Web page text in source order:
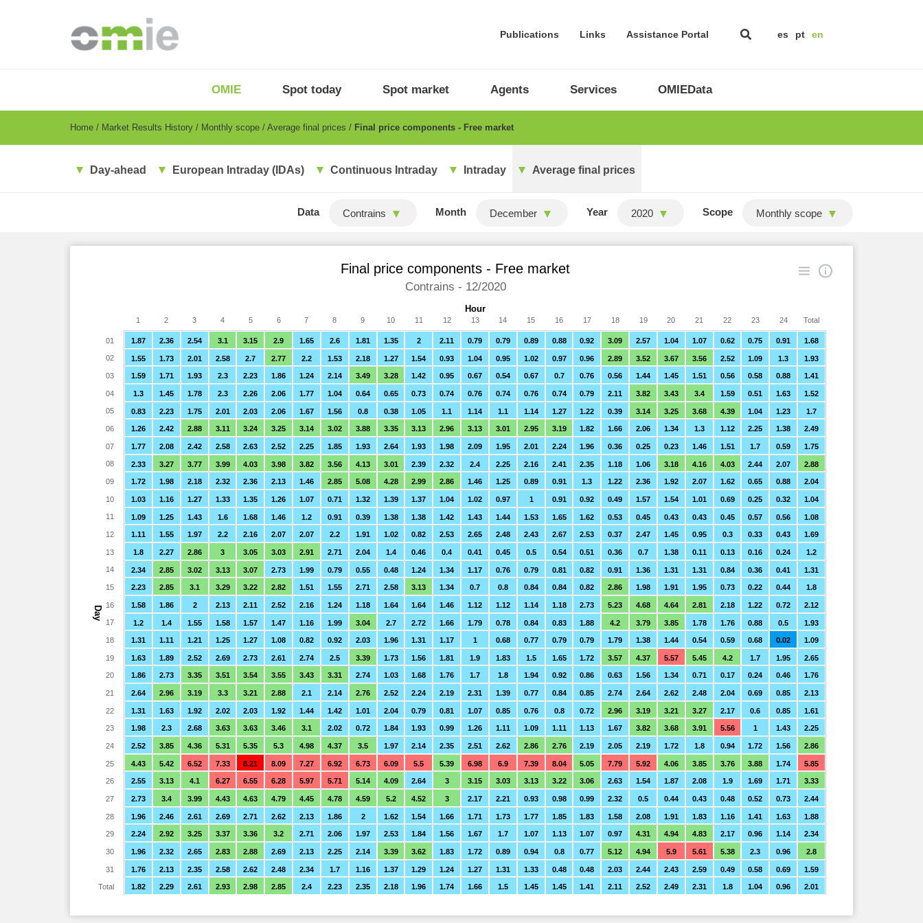
Publications Links Assistance Portal es pt en
EN
OMIE Spot today Spot market Agents Services OMIEData
Breadcrumb
Home Market Results History Monthly scope Average final prices Final price components - Free market
Day-ahead European Intraday (IDAs) Continuous Intraday Intraday Average final prices
Data Contrains Month December Year 2020 Scope Monthly scope
Hour
Day
Final price components - Free market
Contrains - 12/2020
1.87 2.36 2.54 3.1 3.15 2.9 1.65 2.6 1.81 1.35 2 2.11 0.79 0.79 0.89 0.88 0.92 3.09 2.57 1.04 1.07 0.62 0.75 0.91 1.68
1.55 1.73 2.01 2.58 2.7 2.77 2.2 1.53 2.18 1.27 1.54 0.93 1.04 0.95 1.02 0.97 0.96 2.89 3.52 3.67 3.56 2.52 1.09 1.3 1.93
1.59 1.71 1.93 2.3 2.23 1.86 1.24 2.14 3.49 3.28 1.42 0.95 0.67 0.54 0.67 0.7 0.76 0.56 1.44 1.45 1.51 0.56 0.58 0.88 1.41
1.3 1.45 1.78 2.3 2.26 2.06 1.77 1.04 0.64 0.65 0.73 0.74 0.76 0.74 0.76 0.74 0.79 2.11 3.82 3.43 3.4 1.59 0.51 1.63 1.52
0.83 2.23 1.75 2.01 2.03 2.06 1.67 1.56 0.8 0.38 1.05 1.1 1.14 1.1 1.14 1.27 1.22 0.39 3.14 3.25 3.68 4.39 1.04 1.23 1.7
1.26 2.42 2.88 3.11 3.24 3.25 3.14 3.02 3.88 3.35 3.13 2.96 3.13 3.01 2.95 3.19 1.82 1.66 2.06 1.34 1.3 1.12 2.25 1.38 2.49
1.77 2.08 2.42 2.58 2.63 2.52 2.25 1.85 1.93 2.64 1.93 1.98 2.09 1.95 2.01 2.24 1.96 0.36 0.25 0.23 1.46 1.51 1.7 0.59 1.75
2.33 3.27 3.77 3.99 4.03 3.98 3.82 3.56 4.13 3.01 2.39 2.32 2.4 2.25 2.16 2.41 2.35 1.18 1.06 3.18 4.16 4.03 2.44 2.07 2.88
1.72 1.98 2.18 2.32 2.36 2.13 1.46 2.85 5.08 4.28 2.99 2.86 1.46 1.25 0.89 0.91 1.3 1.22 2.36 1.92 2.07 1.62 0.65 0.88 2.04
1.03 1.16 1.27 1.33 1.35 1.26 1.07 0.71 1.32 1.39 1.37 1.04 1.02 0.97 1 0.91 0.92 0.49 1.57 1.54 1.01 0.69 0.25 0.32 1.04
1.09 1.25 1.43 1.6 1.68 1.46 1.2 0.91 0.39 1.38 1.38 1.42 1.43 1.44 1.53 1.65 1.62 0.53 0.45 0.43 0.43 0.45 0.57 0.56 1.08
1.11 1.55 1.97 2.2 2.16 2.07 2.07 2.2 1.91 1.02 0.82 2.53 2.65 2.48 2.43 2.67 2.53 0.37 2.47 1.45 0.95 0.3 0.33 0.43 1.69
1.8 2.27 2.86 3 3.05 3.03 2.91 2.71 2.04 1.4 0.46 0.4 0.41 0.45 0.5 0.54 0.51 0.36 0.7 1.38 0.11 0.13 0.16 0.24 1.2
2.34 2.85 3.02 3.13 3.07 2.73 1.99 0.79 0.55 0.48 1.24 1.34 1.17 0.76 0.79 0.81 0.82 0.91 1.36 1.31 1.31 0.84 0.36 0.41 1.31
2.23 2.85 3.1 3.29 3.22 2.82 1.51 1.55 2.71 2.58 3.13 1.34 0.7 0.8 0.84 0.84 0.82 2.86 1.98 1.91 1.95 0.73 0.22 0.44 1.8
1.58 1.86 2 2.13 2.11 2.52 2.16 1.24 1.18 1.64 1.64 1.46 1.12 1.12 1.14 1.18 2.73 5.23 4.68 4.64 2.81 2.18 1.22 0.72 2.12
1.2 1.4 1.55 1.58 1.57 1.47 1.16 1.99 3.04 2.7 2.72 1.66 1.79 0.78 0.84 0.83 1.88 4.2 3.79 3.85 1.78 1.76 0.88 0.5 1.93
1.31 1.11 1.21 1.25 1.27 1.08 0.82 0.92 2.03 1.96 1.31 1.17 1 0.68 0.77 0.79 0.79 1.79 1.38 1.44 0.54 0.59 0.68 0.02 1.09
1.63 1.89 2.52 2.69 2.73 2.61 2.74 2.5 3.39 1.73 1.56 1.81 1.9 1.83 1.5 1.65 1.72 3.57 4.37 5.57 5.45 4.2 1.7 1.95 2.65
1.86 2.73 3.35 3.51 3.54 3.55 3.43 3.31 2.74 1.03 1.68 1.76 1.7 1.8 1.94 0.92 0.86 0.63 1.56 1.34 0.71 0.17 0.24 0.46 1.76
2.64 2.96 3.19 3.3 3.21 2.88 2.1 2.14 2.76 2.52 2.24 2.19 2.31 1.39 0.77 0.84 0.85 2.74 2.64 2.62 2.48 2.04 0.69 0.85 2.13
1.31 1.63 1.92 2.02 2.03 1.92 1.44 1.42 1.01 2.04 0.79 0.81 1.07 0.85 0.76 0.8 0.72 2.96 3.19 3.21 3.27 2.17 0.6 0.85 1.61
1.98 2.3 2.68 3.63 3.63 3.46 3.1 2.02 0.72 1.84 1.93 0.99 1.26 1.11 1.09 1.11 1.13 1.67 3.82 3.68 3.91 5.56 1 1.43 2.25
2.52 3.85 4.36 5.31 5.35 5.3 4.98 4.37 3.5 1.97 2.14 2.35 2.51 2.62 2.86 2.76 2.19 2.05 2.19 1.72 1.8 0.94 1.72 1.56 2.86
4.43 5.42 6.52 7.33 8.21 8.09 7.27 6.92 6.73 6.09 5.5 5.39 6.98 6.9 7.39 8.04 5.05 7.79 5.92 4.06 3.85 3.76 3.88 1.74 5.85
2.55 3.13 4.1 6.27 6.55 6.28 5.97 5.71 5.14 4.09 2.64 3 3.15 3.03 3.13 3.22 3.06 2.63 1.54 1.87 2.08 1.9 1.69 1.71 3.33
2.73 3.4 3.99 4.43 4.63 4.79 4.45 4.78 4.59 5.2 4.52 3 2.17 2.21 0.93 0.98 0.99 2.32 0.5 0.44 0.43 0.48 0.52 0.73 2.44
1.96 2.46 2.61 2.69 2.71 2.62 2.13 1.86 2 1.62 1.54 1.66 1.71 1.73 1.77 1.85 1.83 1.58 2.08 1.91 1.83 1.16 1.41 1.63 1.88
2.24 2.92 3.25 3.37 3.36 3.2 2.71 2.06 1.97 2.53 1.84 1.56 1.67 1.7 1.07 1.13 1.07 0.97 4.31 4.94 4.83 2.17 0.96 1.14 2.34
1.96 2.32 2.65 2.83 2.88 2.69 2.13 2.25 2.14 3.39 3.62 1.83 1.72 0.89 0.94 0.8 0.77 5.12 4.94 5.9 5.61 5.38 2.3 0.96 2.8
1.76 2.13 2.35 2.58 2.62 2.48 2.34 1.7 1.16 1.37 1.29 1.24 1.27 1.31 1.33 0.48 0.48 2.03 2.44 2.43 2.59 0.49 0.58 0.69 1.59
1.82 2.29 2.61 2.93 2.98 2.85 2.4 2.23 2.35 2.18 1.96 1.74 1.66 1.5 1.45 1.45 1.41 2.11 2.52 2.49 2.31 1.8 1.04 0.96 2.01
1 2 3 4 5 6 7 8 9 10 11 12 13 14 15 16 17 18 19 20 21 22 23 24 Total
01
02
03
04
05
06
07
08
09
10
11
12
13
14
15
16
17
18
19
20
21
22
23
24
25
26
27
28
29
30
31
Total